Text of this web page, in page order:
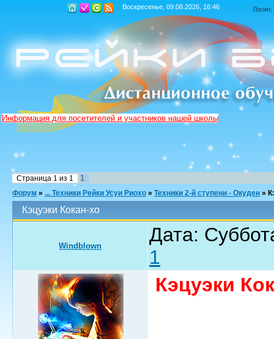
Воскресенье, 09.08.2026, 16:46 Логин:
Информация для посетителей и участников нашей школы
Страница 1 из 1 1
Форум » ... Техники Рейки Усуи Риохо » Техники 2-й ступени - Окуден »
Кэцуэки Кокан-хо
Windblown
Дата:
1
Кэцуэки